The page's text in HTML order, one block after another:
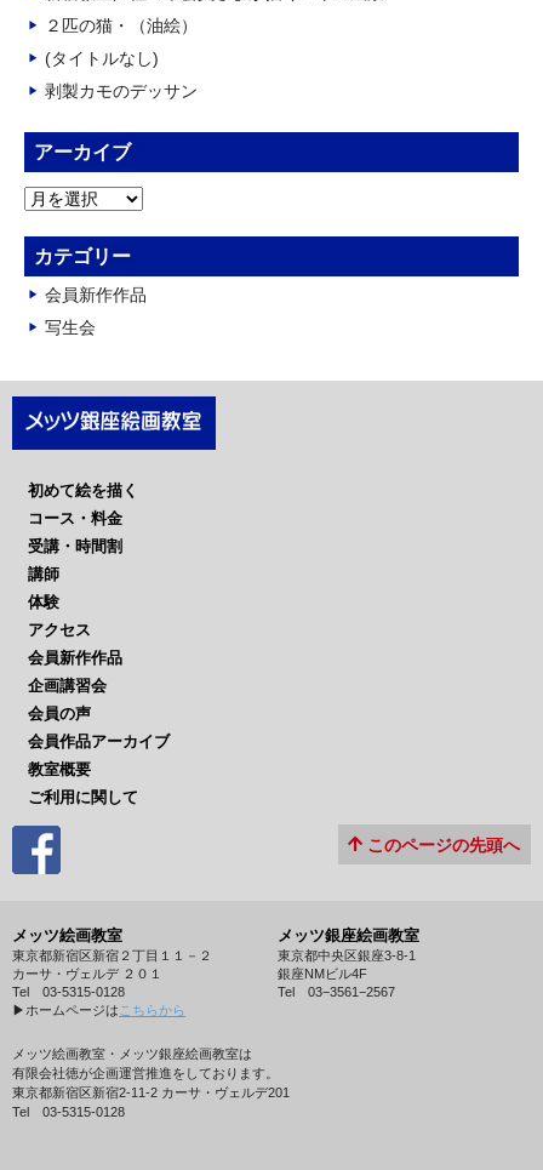
２匹の猫・（油絵）
(タイトルなし)
剥製カモのデッサン
アーカイブ
ア
カ
イ
ブ
カテゴリー
会員新作作品
写生会
初めて絵を描く
コース・料金
受講・時間割
講師
体験
アクセス
会員新作作品
企画講習会
会員の声
会員作品アーカイブ
教室概要
ご利用に関して
このページの先頭へ
メッツ絵画教室
東京都新宿区新宿２丁目１１－２
カーサ・ヴェルデ ２０１
Tel 03-5315-0128
▶︎ホームページは こちらから
メッツ銀座絵画教室
東京都中央区銀座3-8-1
銀座NMビル4F
Tel 03−3561−2567
メッツ絵画教室・メッツ銀座絵画教室は
有限会社徳が企画運営推進をしております。
東京都新宿区新宿2-11-2 カーサ・ヴェルデ201
Tel 03-5315-0128